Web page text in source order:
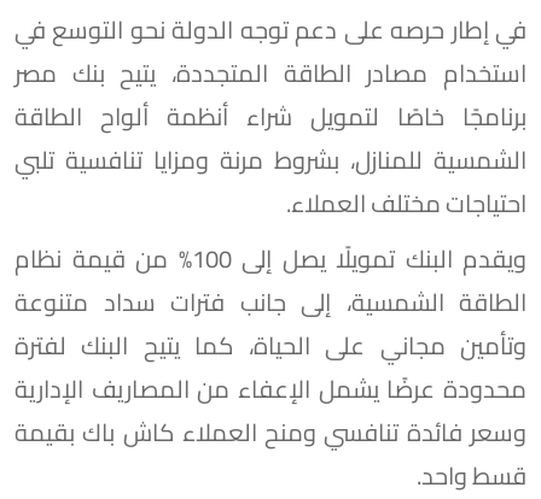
في إطار حرصه على دعم توجه الدولة نحو التوسع في
استخدام مصادر الطاقة المتجددة، يتيح بنك مصر
برنامجًا خاصًا لتمويل شراء أنظمة ألواح الطاقة
الشمسية للمنازل، بشروط مرنة ومزايا تنافسية تلبي
احتياجات مختلف العملاء.
ويقدم البنك تمويلًا يصل إلى 100% من قيمة نظام
الطاقة الشمسية، إلى جانب فترات سداد متنوعة
وتأمين مجاني على الحياة، كما يتيح البنك لفترة
محدودة عرضًا يشمل الإعفاء من المصاريف الإدارية
وسعر فائدة تنافسي ومنح العملاء كاش باك بقيمة
قسط واحد.